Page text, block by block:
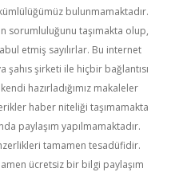
bulunmamaktadır.
sorumluluğunu taşımakta olup,
etmiş sayılırlar. Bu internet
şirketi ile hiçbir bağlantısı
hazırladığımız makaleler
haber niteliği taşımamakta
paylaşım yapılmamaktadır.
tamamen tesadüfidir.
ücretsiz bir bilgi paylaşım